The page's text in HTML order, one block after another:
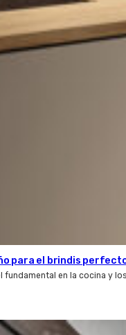
para el brindis
fundamental en la cocina y